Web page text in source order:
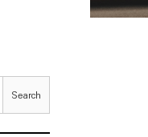
Search